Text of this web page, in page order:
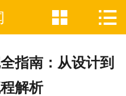
网站首页
 
指南：从设计到
解析